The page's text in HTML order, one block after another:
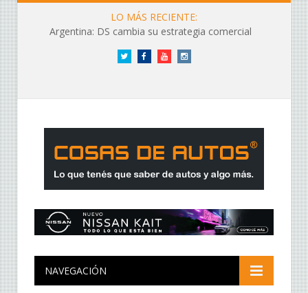
LO MÁS RECIENTE:
Argentina: DS cambia su estrategia comercial
Twitter FacebookYouTubeInstagram
NAVEGACIÓN